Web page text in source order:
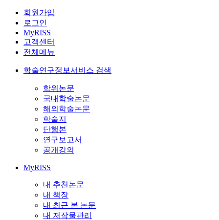
회원가입
로그인
MyRISS
고객센터
전체메뉴
학술연구정보서비스 검색
학위논문
국내학술논문
해외학술논문
학술지
단행본
연구보고서
공개강의
MyRISS
내 추천논문
내 책장
내 최근 본 논문
내 저작물관리